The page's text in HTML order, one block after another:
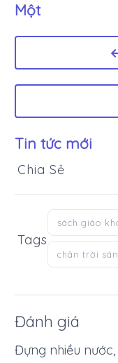
Một
Tin tức mới
Chia Sẻ
Tags
sách giáo
chân trời
Đánh giá
Đựng nhiều